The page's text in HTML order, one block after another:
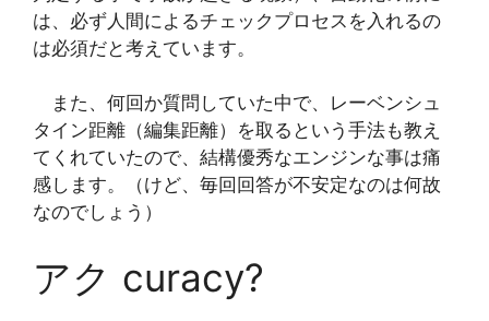
は、必ず人間によるチェックプロセスを入れるの
は必須だと考えています。
また、何回か質問していた中で、レーベンシュ
タイン距離（編集距離）を取るという手法も教え
てくれていたので、結構優秀なエンジンな事は痛
感します。（けど、毎回回答が不安定なのは何故
なのでしょう）
アク curacy?